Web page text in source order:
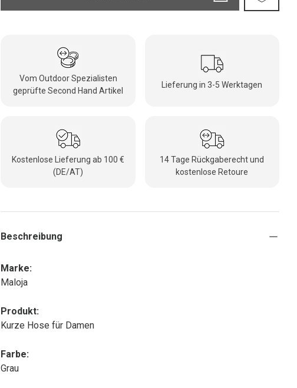
Vom Outdoor Spezialisten
geprüfte Second Hand Artikel
Lieferung in 3-5 Werktagen
Kostenlose Lieferung ab 100 €
(DE/AT)
14 Tage Rückgaberecht und
kostenlose Retoure
Beschreibung
Marke:
Maloja
Produkt:
Kurze Hose für Damen
Farbe:
Grau